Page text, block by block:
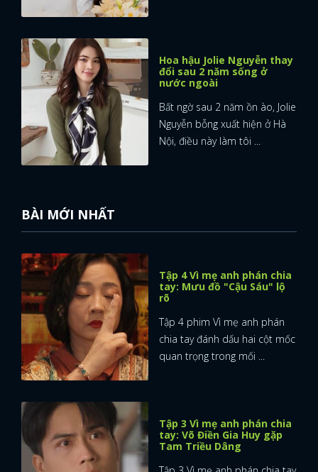
Hoa hậu Jolie Nguyễn thay
đổi sau 2 năm sống ở
nước ngoài
Bất ngờ sau 2 năm ồn ào, Jolie
Nguyễn bỗng xuất hiện ở Hà
Nội, điều này làm tôi ...
BÀI MỚI NHẤT
Tập 4 Vì mẹ anh phán chia
tay: Mưu đồ "Cậu Sáu" lộ
rõ
Tập 4 phim Vì mẹ anh phán
chia tay đánh dấu hai cột mốc
quan trọng trong mối ...
Tập 3 Vì mẹ anh phán chia
tay: Võ Điền Gia Huy gặp
Tam Triều Dâng